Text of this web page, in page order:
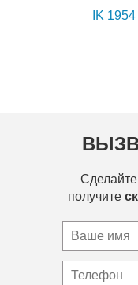
IK 1954
получите